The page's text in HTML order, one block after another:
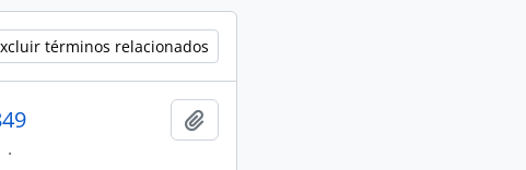
términos relacionados
·